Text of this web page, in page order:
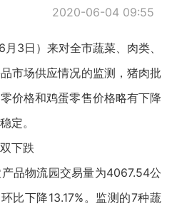
2020-06-04 09:55
3日）来对全市蔬菜、肉类、
市场供应情况的监测，猪肉批
价格和鸡蛋零售价格略有下降
定。
下跌
品物流园交易量为4067.54公
比下降13.17%。监测的7种蔬